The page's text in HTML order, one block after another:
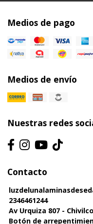
Medios de pago
Medios de envío
Nuestras redes
Contacto
2346461244
Av Urquiza 807 -
Botón de